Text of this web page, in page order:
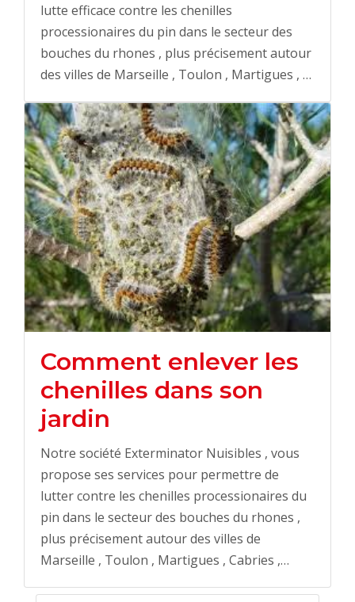
lutte efficace contre les chenilles
processionaires du pin dans le secteur des
bouches du rhones , plus précisement autour
des villes de Marseille , Toulon , Martigues , …
Comment enlever les
chenilles dans son
jardin
Notre société Exterminator Nuisibles , vous
propose ses services pour permettre de
lutter contre les chenilles processionaires du
pin dans le secteur des bouches du rhones ,
plus précisement autour des villes de
Marseille , Toulon , Martigues , Cabries ,…